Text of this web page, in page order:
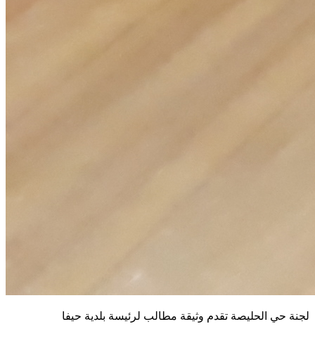
لجنة حي الحليصة تقدم وثيقة مطالب لرئيسة بلدية حيفا